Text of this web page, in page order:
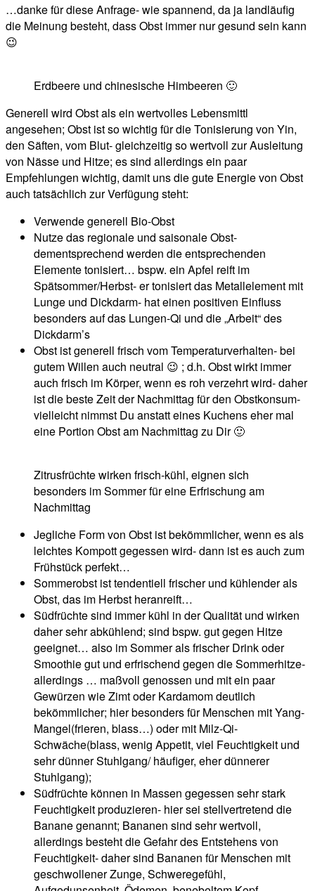
…danke für diese Anfrage- wie spannend, da ja landläufig
die Meinung besteht, dass Obst immer nur gesund sein kann
😉
Erdbeere und chinesische Himbeeren 🙂
Generell wird Obst als ein wertvolles Lebensmittl
angesehen; Obst ist so wichtig für die Tonisierung von Yin,
den Säften, vom Blut- gleichzeitig so wertvoll zur Ausleitung
von Nässe und Hitze; es sind allerdings ein paar
Empfehlungen wichtig, damit uns die gute Energie von Obst
auch tatsächlich zur Verfügung steht:
Verwende generell Bio-Obst
Nutze das regionale und saisonale Obst-
dementsprechend werden die entsprechenden
Elemente tonisiert… bspw. ein Apfel reift im
Spätsommer/Herbst- er tonisiert das Metallelement mit
Lunge und Dickdarm- hat einen positiven Einfluss
besonders auf das Lungen-Qi und die „Arbeit“ des
Dickdarm’s
Obst ist generell frisch vom Temperaturverhalten- bei
gutem Willen auch neutral 😉 ; d.h. Obst wirkt immer
auch frisch im Körper, wenn es roh verzehrt wird- daher
ist die beste Zeit der Nachmittag für den Obstkonsum-
vielleicht nimmst Du anstatt eines Kuchens eher mal
eine Portion Obst am Nachmittag zu Dir 🙂
Zitrusfrüchte wirken frisch-kühl, eignen sich
besonders im Sommer für eine Erfrischung am
Nachmittag
Jegliche Form von Obst ist bekömmlicher, wenn es als
leichtes Kompott gegessen wird- dann ist es auch zum
Frühstück perfekt…
Sommerobst ist tendentiell frischer und kühlender als
Obst, das im Herbst heranreift…
Südfrüchte sind immer kühl in der Qualität und wirken
daher sehr abkühlend; sind bspw. gut gegen Hitze
geeignet… also im Sommer als frischer Drink oder
Smoothie gut und erfrischend gegen die Sommerhitze-
allerdings … maßvoll genossen und mit ein paar
Gewürzen wie Zimt oder Kardamom deutlich
bekömmlicher; hier besonders für Menschen mit Yang-
Mangel(frieren, blass…) oder mit Milz-Qi-
Schwäche(blass, wenig Appetit, viel Feuchtigkeit und
sehr dünner Stuhlgang/ häufiger, eher dünnerer
Stuhlgang);
Südfrüchte können in Massen gegessen sehr stark
Feuchtigkeit produzieren- hier sei stellvertretend die
Banane genannt; Bananen sind sehr wertvoll,
allerdings besteht die Gefahr des Entstehens von
Feuchtigkeit- daher sind Bananen für Menschen mit
geschwollener Zunge, Schweregefühl,